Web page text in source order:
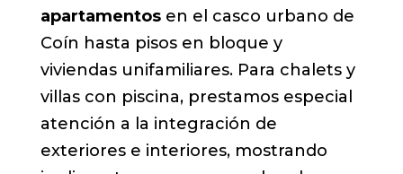
apartamentosen el casco urbano de
Coín hasta pisos en bloque y
viviendas unifamiliares. Para chalets y
villas con piscina, prestamos especial
atención a la integración de
exteriores e interiores, mostrando